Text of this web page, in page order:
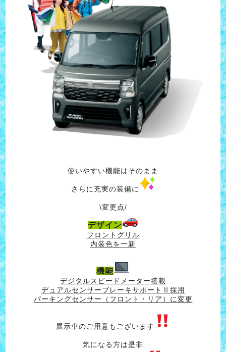
使いやすい機能はそのまま
さらに充実の装備に
\変更点/
デザイン
フロントグリル
内装色を一新
機能
デジタルスピードメーター搭載
デュアルセンサーブレーキサポートⅡ採用
パーキングセンサー（フロント・リア）に変更
展示車のご用意もございます
気になる方は是非